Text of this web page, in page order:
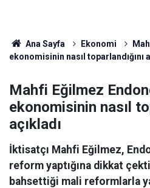
Ana Sayfa Ekonomi
ekonomisinin nasıl toparlandığını
Mahfi Eğilmez
ekonomisinin nasıl
açıkladı
İktisatçı Mahfi Eğilmez,
reform yaptığına dikkat
bahsettiği mali reformlarla